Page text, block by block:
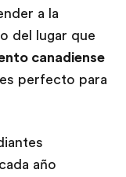
a la
del lugar que
canadiense
perfecto para
año